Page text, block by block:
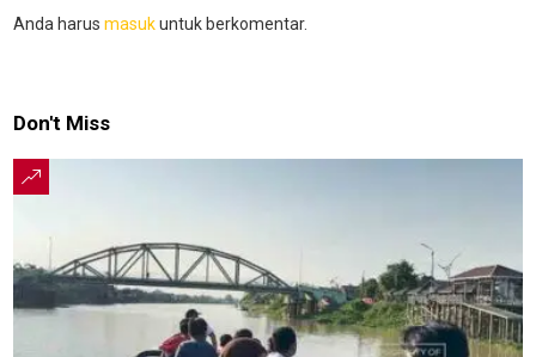
Anda harus masukuntuk berkomentar.
Don't Miss